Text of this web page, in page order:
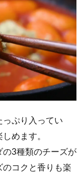
っぷり入ってい
めます。
の3種類のチーズが
コクと香りも楽